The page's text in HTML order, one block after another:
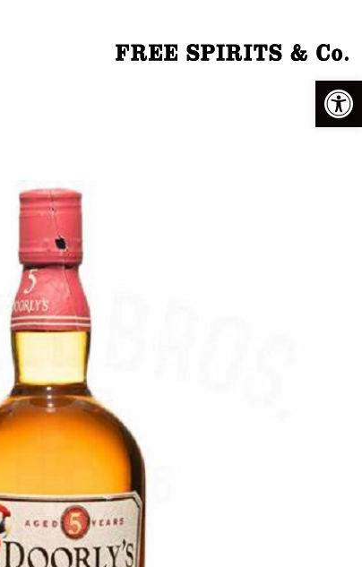
פתח סרגל נגישות